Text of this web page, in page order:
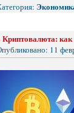
Криптовалюта: как
11